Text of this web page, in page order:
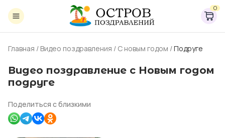
0
Главная / Видео поздравления / С новым годом /Подруге
Видео поздравление с Новым годом
подруге
Поделиться с близкими